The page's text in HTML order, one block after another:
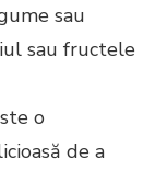
sau
sau fructele
o
de a